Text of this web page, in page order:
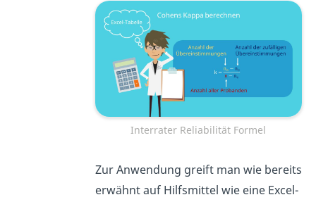
Interrater Reliabilität Formel
Zur Anwendung greift man wie bereits
erwähnt auf Hilfsmittel wie eine Excel-